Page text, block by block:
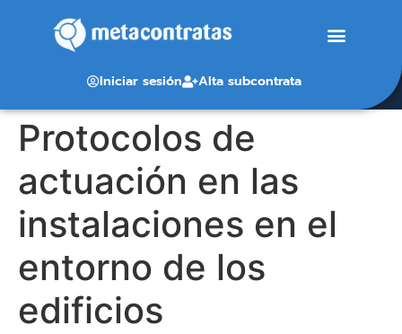
Iniciar sesión Alta subcontrata
Protocolos de
actuación en las
instalaciones en el
entorno de los
edificios